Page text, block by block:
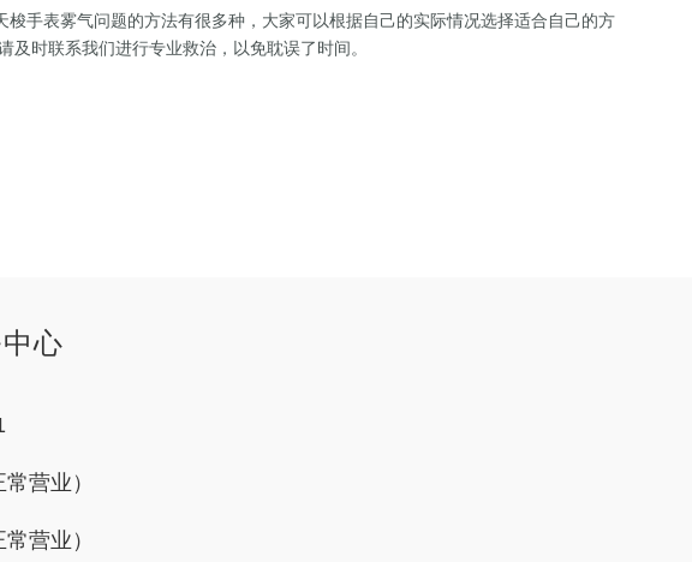
梭手表雾气问题的方法有很多种，大家可以根据自己的实际情况选择适合自己的方
时联系我们进行专业救治，以免耽误了时间。
心
营业）
营业）